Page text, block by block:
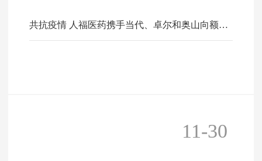
共抗疫情 人福医药携手当代、卓尔和奥山向额济
11-30